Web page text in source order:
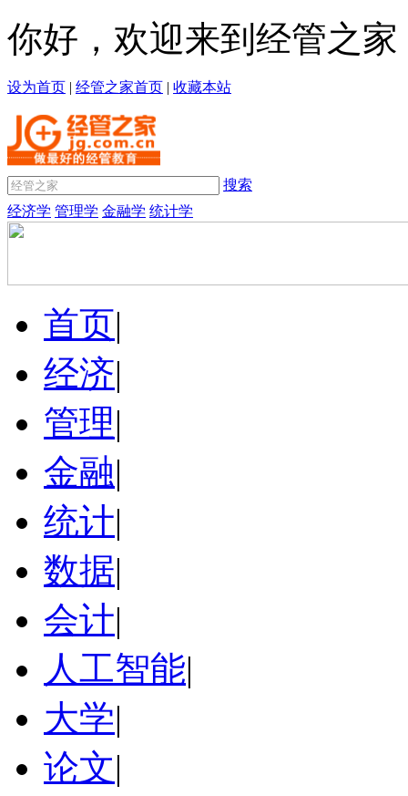
你好，欢迎来到经管之家
设为首页 | 经管之家首页 | 收藏本站
搜索
经济学 管理学 金融学 统计学
首页|
经济|
管理|
金融|
统计|
数据|
会计|
人工智能|
大学|
论文|